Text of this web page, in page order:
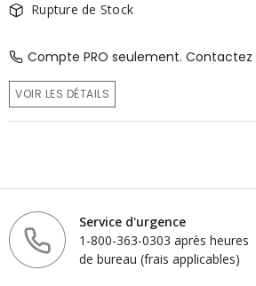
Rupture de Stock
Compte PRO seulement.
VOIR LES DÉTAILS
Service d'urgence
1-800-363-0303 après heures
de bureau (frais applicables)